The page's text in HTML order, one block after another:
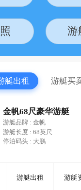
游
艇出租 游艇买
金帆68尺豪华游艇
游艇品牌 : 金帆
游艇长度 : 68英尺
停泊码头 : 大鹏
游艇出租 游艇